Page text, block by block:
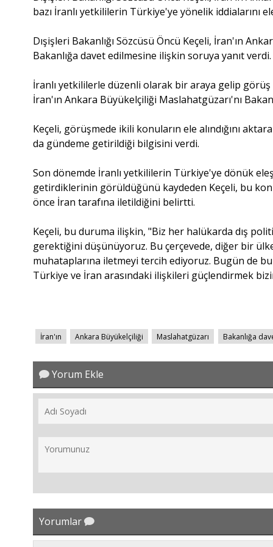
bazı İranlı yetkililerin Türkiye'ye yönelik iddialarını
Dışişleri Bakanlığı Sözcüsü Öncü Keçeli, İran'ın
Bakanlığa davet edilmesine ilişkin soruya yanıt verdi.
İranlı yetkililerle düzenli olarak bir araya gelip
İran'ın Ankara Büyükelçiliği Maslahatgüzarı'nı
Keçeli, görüşmede ikili konuların ele alındığını
da gündeme getirildiği bilgisini verdi.
Son dönemde İranlı yetkililerin Türkiye'ye dönük
getirdiklerinin görüldüğünü kaydeden Keçeli, bu
önce İran tarafına iletildiğini belirtti.
Keçeli, bu duruma ilişkin, "Biz her halükarda dış
gerektiğini düşünüyoruz. Bu çerçevede, diğer bir
muhataplarına iletmeyi tercih ediyoruz. Bugün de
Türkiye ve İran arasındaki ilişkileri güçlendirmek
İran'ın Ankara Büyükelçiliği Maslahatgüzarı Bakanlığa
Yorum Ekle
Yorumlar